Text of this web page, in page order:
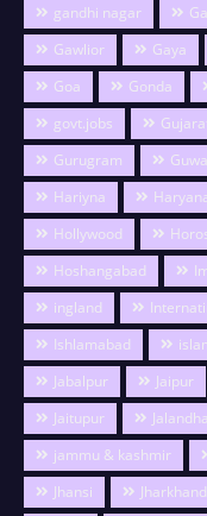
gandhi nagar
Gawlior
Gaya
Goa
Gonda
govt.jobs
Gurugram
Hariyna
Hollywood
Hoshangabad
ingland
Ishlamabad
Jabalpur
Jaipur
Jaitupur
jammu & kashmir
Jhansi
Jharkhand